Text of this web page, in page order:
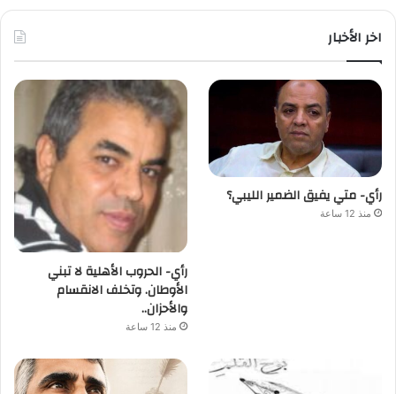
اخر الأخبار
رأي- متي يفيق الضمير الليبي؟
منذ 12 ساعة
رأي- الحروب الأهلية لا تبني
الأوطان. وتخلف الانقسام
والأحزان..
منذ 12 ساعة